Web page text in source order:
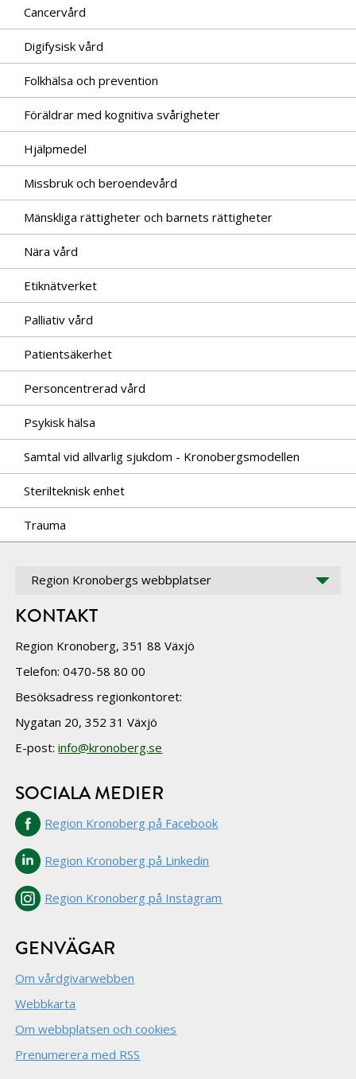
Cancervård
Digifysisk vård
Folkhälsa och prevention
Föräldrar med kognitiva svårigheter
Hjälpmedel
Missbruk och beroendevård
Mänskliga rättigheter och barnets rättigheter
Nära vård
Etiknätverket
Palliativ vård
Patientsäkerhet
Personcentrerad vård
Psykisk hälsa
Samtal vid allvarlig sjukdom - Kronobergsmodellen
Sterilteknisk enhet
Trauma
Region Kronobergs webbplatser
KONTAKT
Region Kronoberg, 351 88 Växjö
Telefon: 0470-58 80 00
Besöksadress regionkontoret:
Nygatan 20, 352 31 Växjö
E-post:info@kronoberg.se
SOCIALA MEDIER
Region Kronoberg på Facebook
Region Kronoberg på Linkedin
Region Kronoberg på Instagram
GENVÄGAR
Om vårdgivarwebben
Webbkarta
Om webbplatsen och cookies
Prenumerera med RSS